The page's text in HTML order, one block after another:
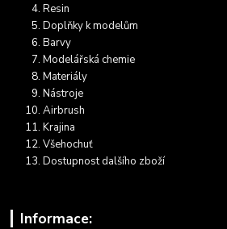
Resin
Doplňky k modelům
Barvy
Modelářská chemie
Materiály
Nástroje
Airbrush
Krajina
Všehochuť
Dostupnost dalšího zboží
Informace: